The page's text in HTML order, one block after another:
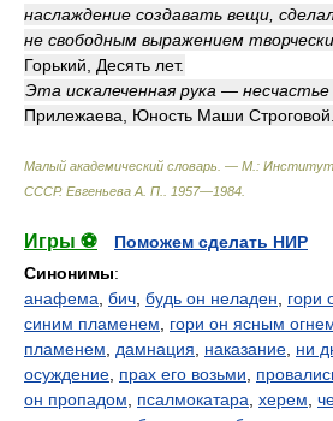
наслаждение создавать вещи,
не свободным выражением
Горький, Десять лет.
Эта искалеченная рука —
Прилежаева, Юность Маши Строговой.
Малый академический словарь. — М.: Институт
СССР. Евгеньева А. П. 1957—1984
Игры ⚽
Поможем сделать НИР
Синонимы:
анафема бич будь он неладен гори
синим пламенем
гори он ясным
пламенем
дамнация наказание ни
осуждение прах его возьми
он пропадом
псалмокатара херем